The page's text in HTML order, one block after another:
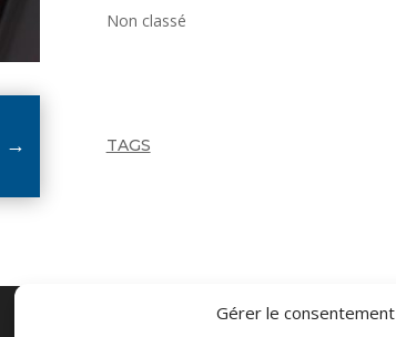
Gérer le consentement
→
Non classé
TAGS